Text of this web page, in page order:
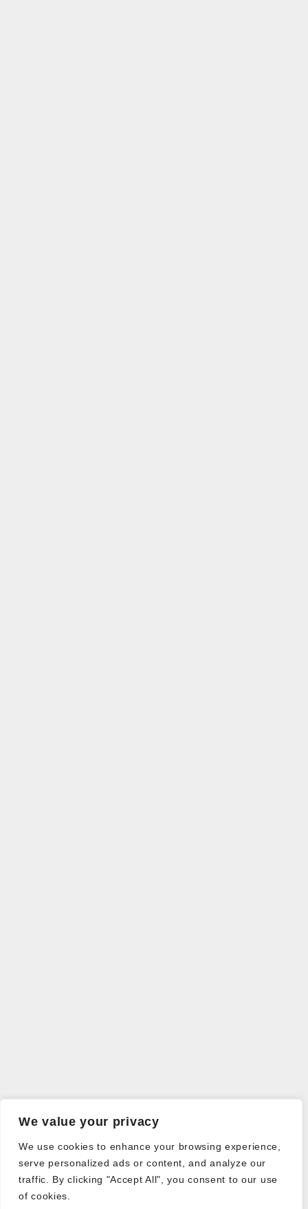
We value your privacy
We use cookies to enhance your browsing experience,
serve personalized ads or content, and analyze our
traffic. By clicking "Accept All", you consent to our use
of cookies.